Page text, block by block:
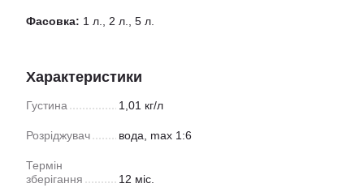
Фасовка: 1 л., 2 л., 5 л.
Характеристики
Густина 1,01 кг/л
Розріджувач вода, max 1:6
Термін
зберігання
12 міс.